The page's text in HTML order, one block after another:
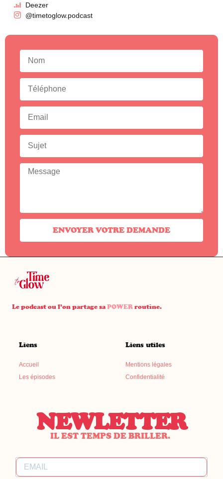
Deezer
@timetoglow.podcast
ENVOYER VOTRE DEMANDE
Le podcast ou l’on partage sa POWER routine.
Liens
Accueil
Les épisodes
Liens utiles
Mentions légales
Confidentialité
NEWLETTER
IL EST TEMPS DE BRILLER.